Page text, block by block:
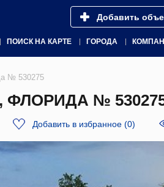
Добавить
ПОИСК НА КАРТЕ ГОРОДА
№ 530275
ФЛОРИДА №
Добавить в избранное (0)